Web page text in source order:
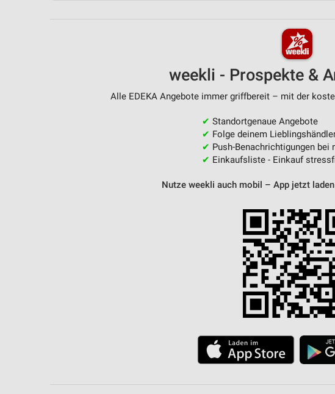
weekli - Prospekte &
Alle EDEKA Angebote immer griffbereit – mit der
✔ Standortgenaue Angebote
✔ Folge deinem
✔ Push-Benachrichtigungen bei
✔ Einkaufsliste - Einkauf
Nutze weekli auch mobil – App jetzt laden